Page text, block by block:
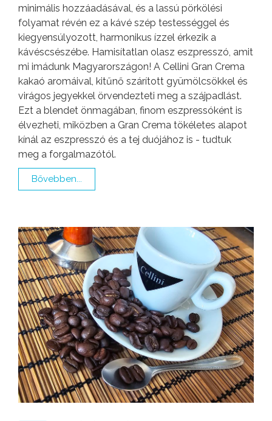
minimális hozzáadásával, és a lassú pörkölési
folyamat révén ez a kávé szép testességgel és
kiegyensúlyozott, harmonikus ízzel érkezik a
kávéscsészébe. Hamisítatlan olasz eszpresszó, amit
mi imádunk Magyarországon! A Cellini Gran Crema
kakaó aromáival, kitűnő szárított gyümölcsökkel és
virágos jegyekkel örvendezteti meg a szájpadlást.
Ezt a blendet önmagában, finom eszpressóként is
élvezheti, miközben a Gran Crema tökéletes alapot
kínál az eszpresszó és a tej duójához is - tudtuk
meg a forgalmazótól.
Bővebben...